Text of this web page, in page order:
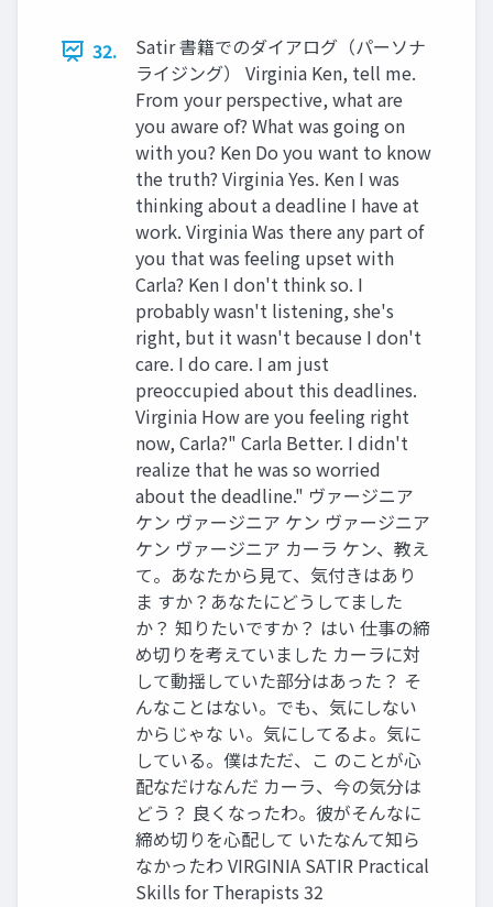
32.
Satir 書籍でのダイアログ（パーソナ
ライジング） Virginia Ken, tell me.
From your perspective, what are
you aware of? What was going on
with you? Ken Do you want to know
the truth? Virginia Yes. Ken I was
thinking about a deadline I have at
work. Virginia Was there any part of
you that was feeling upset with
Carla? Ken I don't think so. I
probably wasn't listening, she's
right, but it wasn't because I don't
care. I do care. I am just
preoccupied about this deadlines.
Virginia How are you feeling right
now, Carla?" Carla Better. I didn't
realize that he was so worried
about the deadline." ヴァージニア
ケン ヴァージニア ケン ヴァージニア
ケン ヴァージニア カーラ ケン、教え
て。あなたから見て、気付きはあり
ま すか？あなたにどうしてました
か？ 知りたいですか？ はい 仕事の締
め切りを考えていました カーラに対
して動揺していた部分はあった？ そ
んなことはない。でも、気にしない
からじゃな い。気にしてるよ。気に
している。僕はただ、こ のことが心
配なだけなんだ カーラ、今の気分は
どう？ 良くなったわ。彼がそんなに
締め切りを心配して いたなんて知ら
なかったわ VIRGINIA SATIR Practical
Skills for Therapists 32